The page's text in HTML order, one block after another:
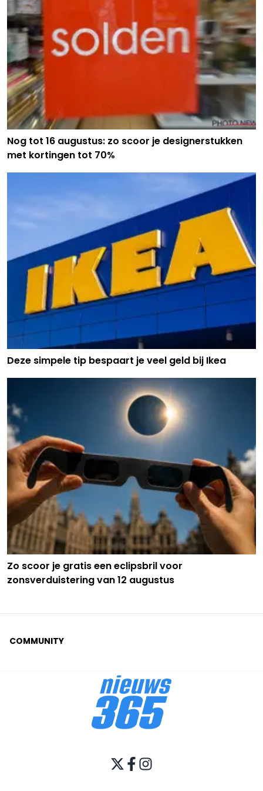
Nog tot 16 augustus: zo scoor je designerstukken
met kortingen tot 70%
Deze simpele tip bespaart je veel geld bij Ikea
Zo scoor je gratis een eclipsbril voor
zonsverduistering van 12 augustus
COMMUNITY